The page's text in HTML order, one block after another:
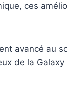
ces
avancé au
de la Galaxy